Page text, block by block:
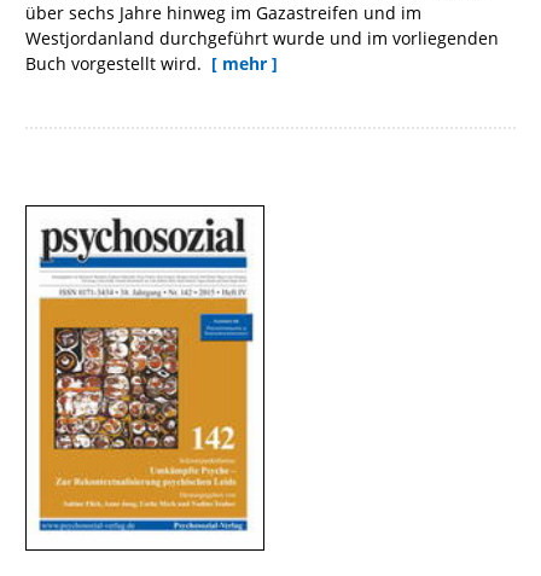
über sechs Jahre hinweg im Gazastreifen und im
Westjordanland durchgeführt wurde und im vorliegenden
Buch vorgestellt wird. [ mehr ]